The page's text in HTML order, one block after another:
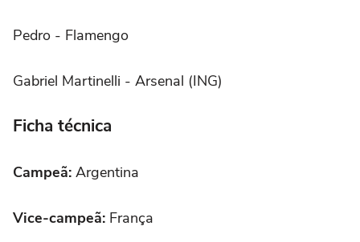
Pedro - Flamengo
Gabriel Martinelli - Arsenal (ING)
Ficha técnica
Campeã: Argentina
Vice-campeã: França